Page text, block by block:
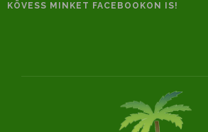
KÖVESS MINKET FACEBOOKON IS!